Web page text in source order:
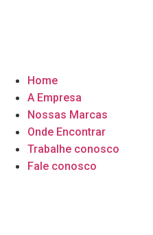
Home
A Empresa
Nossas Marcas
Onde Encontrar
Trabalhe conosco
Fale conosco